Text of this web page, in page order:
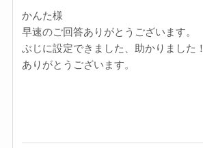
かんた様
早速のご回答ありがとうございます。
ぶじに設定できました、助かりました！
ありがとうございます。